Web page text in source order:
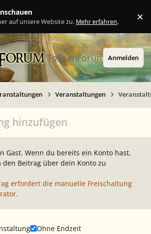
auf unsere Website zu. Mehr erfahren. ×
TolkienForum Anmelden
Veranstaltungen
hinzufügen
Gast. Wenn du bereits ein Konto hast,
den Beitrag über dein Konto zu
erfordert die manuelle Freischaltung
Ohne Endzeit